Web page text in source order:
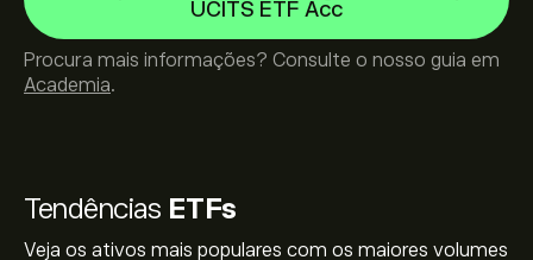
Tendências ETFs
Veja os ativos mais populares com os maiores volumes
UCITS ETF Acc
Procura mais informações? Consulte o nosso guia em
Academia.